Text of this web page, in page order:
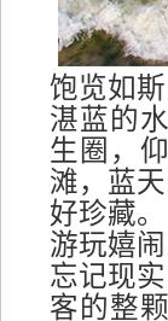
饱览如
湛蓝的
生圈，
滩，蓝
好珍藏。
游玩嬉
忘记现
客的整